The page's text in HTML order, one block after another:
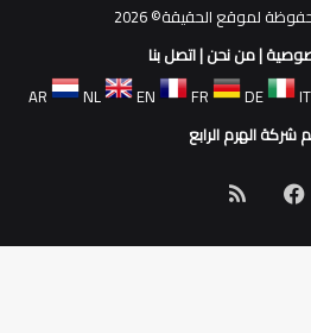
لموقع الحقيقة© 2026
|من نحن|اتصل بنا
AR
NL EN FR DE IT
شركة الهرم الرابع
فيسبوك
الموقع